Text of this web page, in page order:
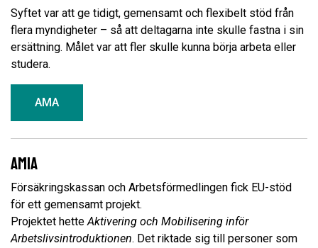
Syftet var att ge tidigt, gemensamt och flexibelt stöd från
flera myndigheter – så att deltagarna inte skulle fastna i sin
ersättning. Målet var att fler skulle kunna börja arbeta eller
studera.
AMA
AmiA
Försäkringskassan och Arbetsförmedlingen fick EU-stöd
för ett gemensamt projekt.
Projektet hetteAktivering och Mobilisering inför
Arbetslivsintroduktionen. Det riktade sig till personer som